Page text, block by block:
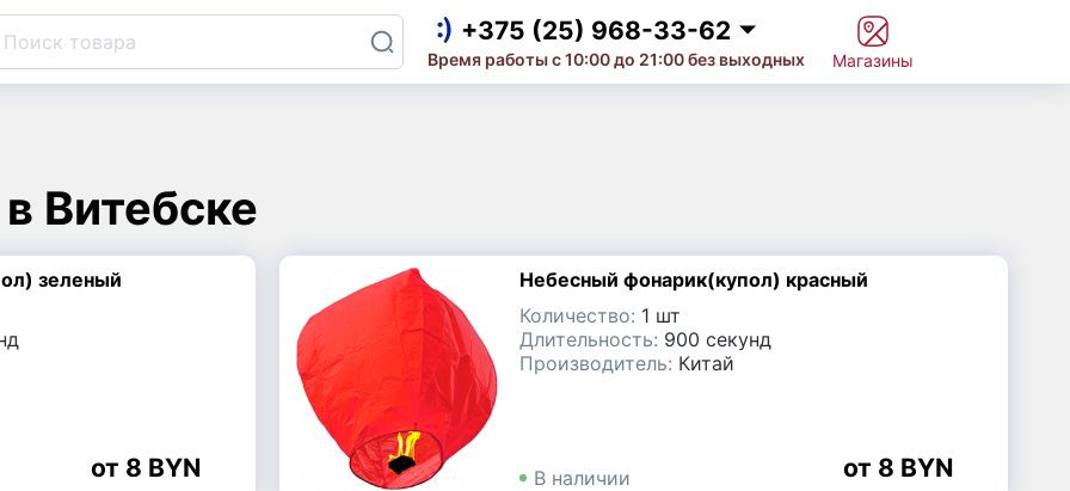
+375 (25) 968-33-62
Время работы с 10:00 до 21:00 без выходных Магазины
Витебске
зеленый
8 BYN
Небесный фонарик(купол) красный
Количество: 1 шт
Длительность: 900 секунд
Производитель: Китай
В наличии 8 BYN
Кобрин Горки Дзержинск
Калиновичи Глубокое Костюковичи
Крупки
Логойск Марьина Горка